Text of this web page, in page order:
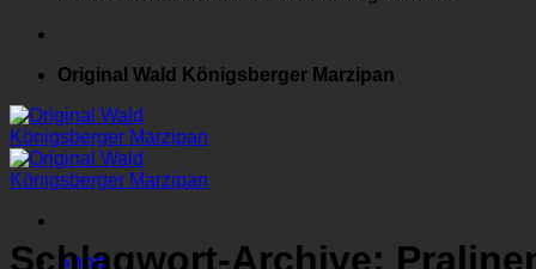
Original Wald Königsberger Marzipan
Shop
Schlagwort-Archive: